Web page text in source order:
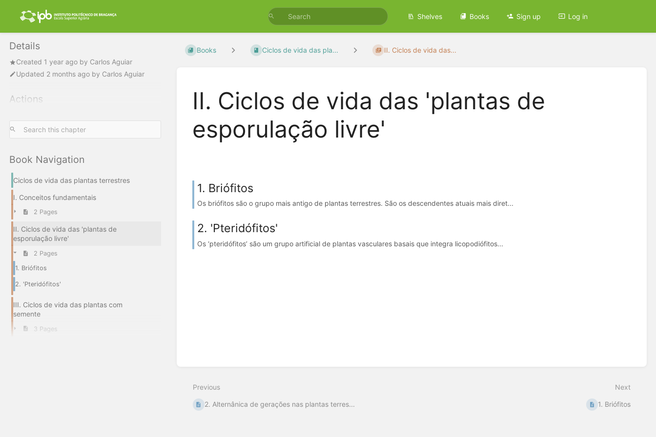
Shelves Books Sign up Log in
Details
Created 1 year ago by Carlos Aguiar
Updated 2 months ago by Carlos Aguiar
Actions
Book Navigation
Ciclos de vida das plantas terrestres
I. Conceitos fundamentais
2 Pages
II. Ciclos de vida das 'plantas de
esporulação livre'
2 Pages
1. Briófitos
2. 'Pteridófitos'
III. Ciclos de vida das plantas com
semente
3 Pages
Books Ciclos de vida das pla... II. Ciclos de vida das...
II. Ciclos de vida das 'plantas de
esporulação livre'
1. Briófitos
Os briófitos são o grupo mais antigo de plantas terrestres. São os descendentes atuais mais diret...
2. 'Pteridófitos'
Os ‘pteridófitos’ são um grupo artificial de plantas vasculares basais que integra licopodiófitos...
Previous
2. Alternânica de gerações nas plantas terres...
Next
1. Briófitos